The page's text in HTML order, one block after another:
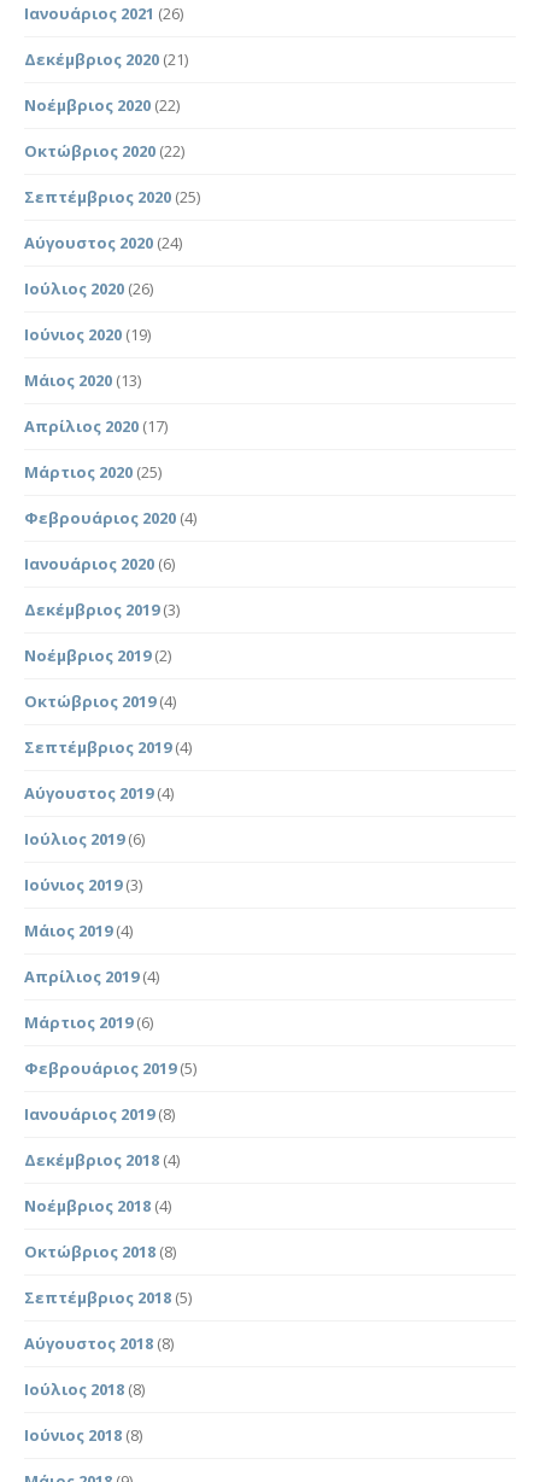
Ιανουάριος 2021 (26)
Δεκέμβριος 2020 (21)
Νοέμβριος 2020 (22)
Οκτώβριος 2020 (22)
Σεπτέμβριος 2020 (25)
Αύγουστος 2020 (24)
Ιούλιος 2020 (26)
Ιούνιος 2020 (19)
Μάιος 2020 (13)
Απρίλιος 2020 (17)
Μάρτιος 2020 (25)
Φεβρουάριος 2020 (4)
Ιανουάριος 2020 (6)
Δεκέμβριος 2019(3)
Νοέμβριος 2019(2)
Οκτώβριος 2019(4)
Σεπτέμβριος 2019(4)
Αύγουστος 2019(4)
Ιούλιος 2019(6)
Ιούνιος 2019(3)
Μάιος 2019(4)
Απρίλιος 2019(4)
Μάρτιος 2019(6)
Φεβρουάριος 2019(5)
Ιανουάριος 2019(8)
Δεκέμβριος 2018 (4)
Νοέμβριος 2018 (4)
Οκτώβριος 2018 (8)
Σεπτέμβριος 2018 (5)
Αύγουστος 2018 (8)
Ιούλιος 2018 (8)
Ιούνιος 2018 (8)